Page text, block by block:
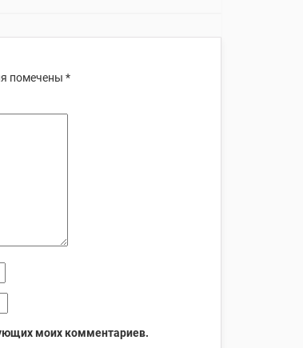
помечены*
моих комментариев.